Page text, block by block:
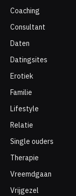
Coaching
Consultant
Daten
Datingsites
Erotiek
Familie
Lifestyle
Relatie
Single ouders
Therapie
Vreemdgaan
Vrijgezel